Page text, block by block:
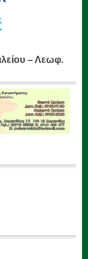
– Λεωφ.